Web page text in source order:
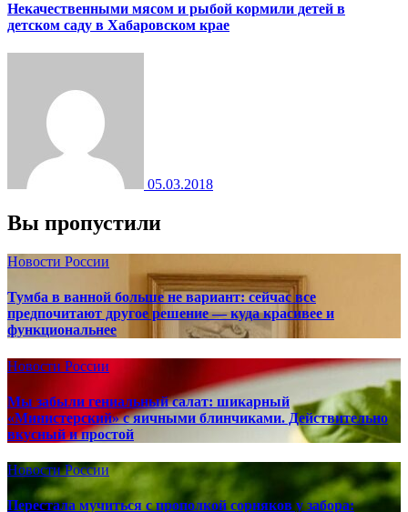
Некачественными мясом и рыбой кормили детей в
детском саду в Хабаровском крае
05.03.2018
Вы пропустили
Новости России
Тумба в ванной больше не вариант: сейчас все
предпочитают другое решение — куда красивее и
функциональнее
Новости России
Мы забыли гениальный салат: шикарный
«Министерский» с яичными блинчиками. Действительно
вкусный и простой
Новости России
Перестала мучиться с прополкой сорняков у забора: